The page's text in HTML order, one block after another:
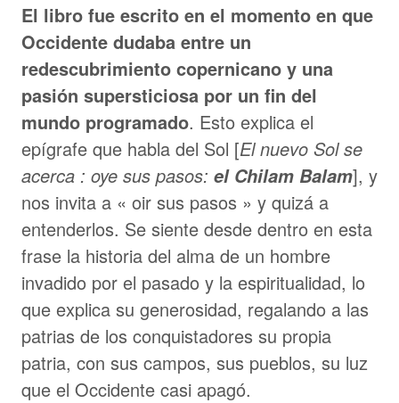
El libro fue escrito en el momento en que
Occidente dudaba entre un
redescubrimiento copernicano y una
pasión supersticiosa por un fin del
mundo programado. Esto explica el
epígrafe que habla del Sol [El nuevo Sol se
acerca : oye sus pasos: el Chilam Balam], y
nos invita a « oir sus pasos » y quizá a
entenderlos. Se siente desde dentro en esta
frase la historia del alma de un hombre
invadido por el pasado y la espiritualidad, lo
que explica su generosidad, regalando a las
patrias de los conquistadores su propia
patria, con sus campos, sus pueblos, su luz
que el Occidente casi apagó.